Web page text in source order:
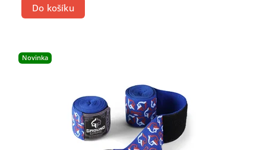
Do košíku
Novinka